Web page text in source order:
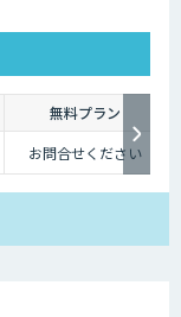
無料プラン
お問合せください